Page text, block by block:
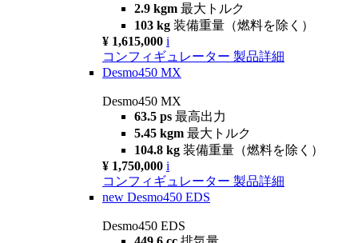
2.9 kgm 最大トルク
103 kg 装備重量（燃料を除く）
¥ 1,615,000 i
コンフィギュレーター 製品詳細
Desmo450 MX
Desmo450 MX
63.5 ps 最高出力
5.45 kgm 最大トルク
104.8 kg 装備重量（燃料を除く）
¥ 1,750,000 i
コンフィギュレーター 製品詳細
new Desmo450 EDS
Desmo450 EDS